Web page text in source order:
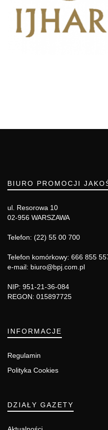
BIURO PROMOCJI
ul. Resorowa 10
02-956 WARSZAWA
Telefon: (22) 55 00 700
Telefon komórkowy: 666 855
e-mail: biuro@bpj.com.pl
NIP: 951-21-36-084
REGON: 015897725
INFORMACJE
Regulamin
Polityka Cookies
DZIAŁY GAZETY